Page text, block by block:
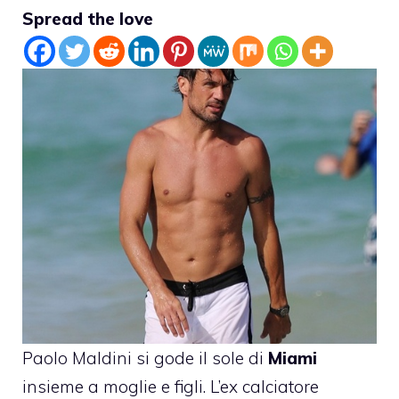
Spread the love
Paolo Maldini si gode il sole di Miami
insieme a moglie e figli. L’ex calciatore